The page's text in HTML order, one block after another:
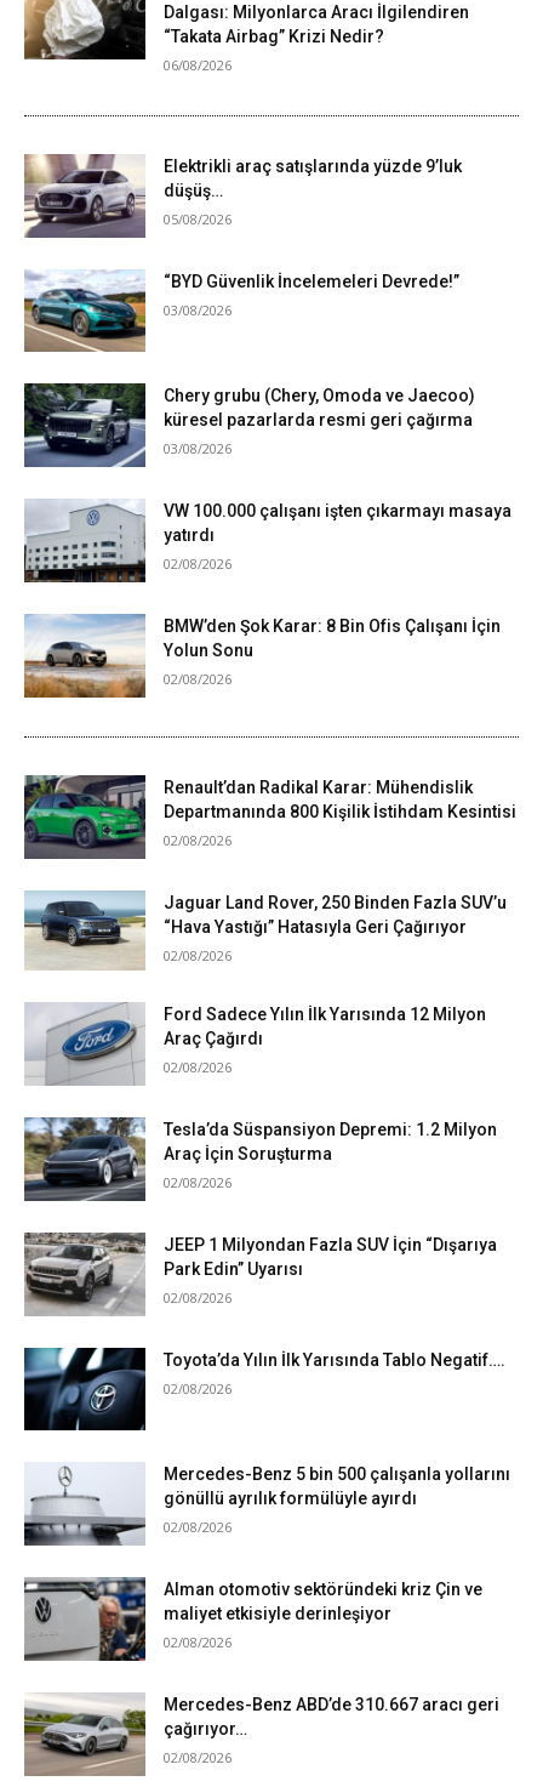
Dalgası: Milyonlarca Aracı İlgilendiren
“Takata Airbag” Krizi Nedir?
06/08/2026
Elektrikli araç satışlarında yüzde 9’luk
düşüş…
05/08/2026
“BYD Güvenlik İncelemeleri Devrede!”
03/08/2026
Chery grubu (Chery, Omoda ve Jaecoo)
küresel pazarlarda resmi geri çağırma
03/08/2026
VW 100.000 çalışanı işten çıkarmayı masaya
yatırdı
02/08/2026
BMW’den Şok Karar: 8 Bin Ofis Çalışanı İçin
Yolun Sonu
02/08/2026
Renault’dan Radikal Karar: Mühendislik
Departmanında 800 Kişilik İstihdam Kesintisi
02/08/2026
Jaguar Land Rover, 250 Binden Fazla SUV’u
“Hava Yastığı” Hatasıyla Geri Çağırıyor
02/08/2026
Ford Sadece Yılın İlk Yarısında 12 Milyon
Araç Çağırdı
02/08/2026
Tesla’da Süspansiyon Depremi: 1.2 Milyon
Araç İçin Soruşturma
02/08/2026
JEEP 1 Milyondan Fazla SUV İçin “Dışarıya
Park Edin” Uyarısı
02/08/2026
Toyota’da Yılın İlk Yarısında Tablo Negatif….
02/08/2026
Mercedes-Benz 5 bin 500 çalışanla yollarını
gönüllü ayrılık formülüyle ayırdı
02/08/2026
Alman otomotiv sektöründeki kriz Çin ve
maliyet etkisiyle derinleşiyor
02/08/2026
Mercedes-Benz ABD’de 310.667 aracı geri
çağırıyor…
02/08/2026